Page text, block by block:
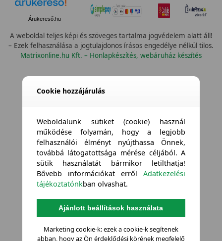
Árukereső.hu
A weboldal teljes képi és szöveges tartalma jogvédelem alatt áll!
– Ezek felhasználása a jogtulajdonos írásos engedélye nélkül tilos.
Matrixonline.hu Kft. – Honlapkészítés, webáruház készítés
Cookie hozzájárulás
Weboldalunk sütiket (cookie) használ
működése folyamán, hogy a legjobb
felhasználói élményt nyújthassa Önnek,
továbbá látogatottsága mérése céljából. A
sütik használatát bármikor letilthatja!
Bővebb információkat errőlAdatkezelési
tájékoztatónkban olvashat.
Ajánlott beállítások használata
Marketing cookie-k: ezek a cookie-k segítenek
abban, hogy az Ön érdeklődési körének megfelelő